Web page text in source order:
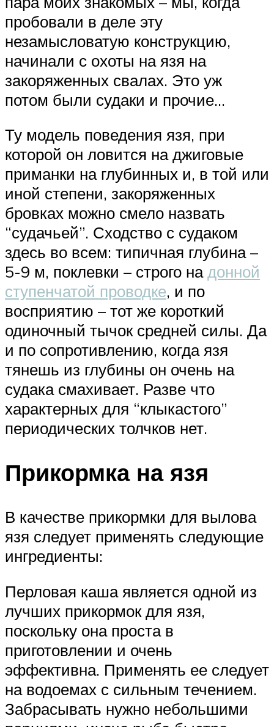
пробовали в деле эту
незамысловатую конструкцию,
начинали с охоты на язя на
закоряженных свалах. Это уж
потом были судаки и прочие…
Ту модель поведения язя, при
которой он ловится на джиговые
приманки на глубинных и, в той или
иной степени, закоряженных
бровках можно смело назвать
“судачьей”. Сходство с судаком
здесь во всем: типичная глубина –
5-9 м, поклевки – строго надонной
ступенчатой проводке, и по
восприятию – тот же короткий
одиночный тычок средней силы. Да
и по сопротивлению, когда язя
тянешь из глубины он очень на
судака смахивает. Разве что
характерных для “клыкастого”
периодических толчков нет.
Прикормка на язя
В качестве прикормки для вылова
язя следует применять следующие
ингредиенты:
Перловая каша является одной из
лучших прикормок для язя,
поскольку она проста в
приготовлении и очень
эффективна. Применять ее следует
на водоемах с сильным течением.
Забрасывать нужно небольшими